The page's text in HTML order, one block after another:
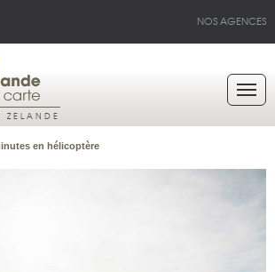
NOS AGENCES
ZELANDE
en hélicoptère